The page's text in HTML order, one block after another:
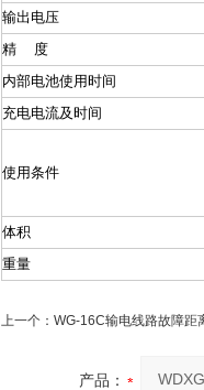
输出电压
精 度
内部电池使用时间
充电电流及时间
使用条件
体积
重量
上一个： WG-16C输电线路故障距
产品：